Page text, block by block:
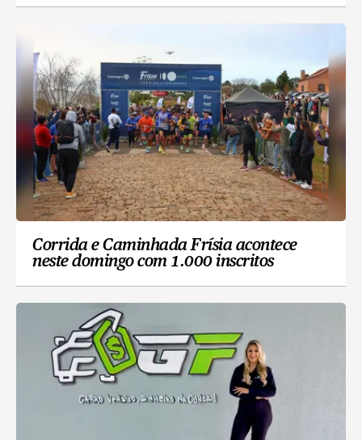
Corrida e Caminhada Frísia acontece
neste domingo com 1.000 inscritos